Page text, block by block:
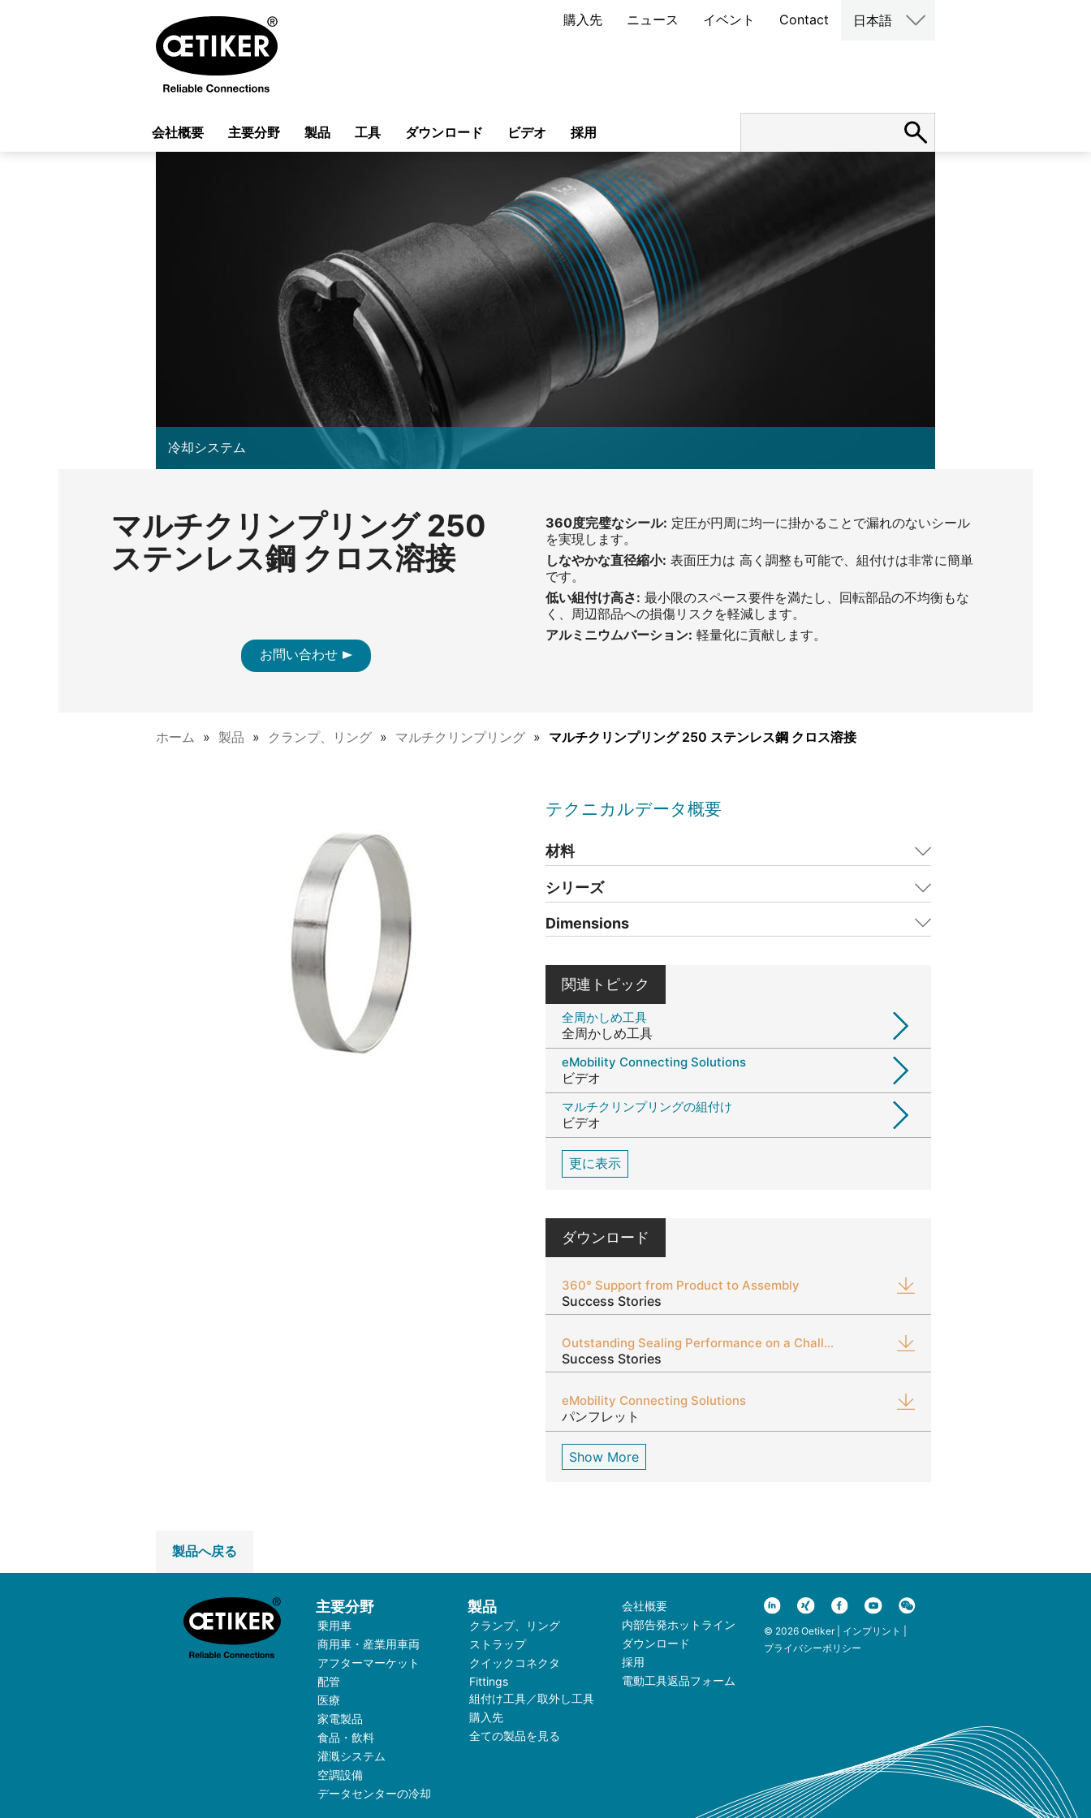
購入先 ニュース イベント Contact 日本語
会社概要 主要分野 製品 工具 ダウンロード ビデオ 採用
冷却システム
マルチクリンプリング 250
ステンレス鋼 クロス溶接
お問い合わせ
360度完璧なシール: 定圧が円周に均一に掛かることで漏れのないシール
を実現します。
しなやかな直径縮小: 表面圧力は 高く調整も可能で、組付けは非常に簡単
です。
低い組付け高さ: 最小限のスペース要件を満たし、回転部品の不均衡もな
く、周辺部品への損傷リスクを軽減します。
アルミニウムバーション: 軽量化に貢献します。
ホーム 製品 クランプ、リング マルチクリンプリング マルチクリンプリング 250 ステンレス鋼 クロス溶接
テクニカルデータ概要
材料
シリーズ
Dimensions
関連トピック
全周かしめ工具
全周かしめ工具
eMobility Connecting Solutions
ビデオ
マルチクリンプリングの組付け
ビデオ
更に表示
ダウンロード
360° Support from Product to Assembly
Success Stories
Outstanding Sealing Performance on a Challenging Material
Success Stories
eMobility Connecting Solutions
パンフレット
Show More
製品へ戻る
主要分野
乗用車
商用車・産業用車両
アフターマーケット
配管
医療
家電製品
食品・飲料
灌漑システム
空調設備
データセンターの冷却
製品
クランプ、リング
ストラップ
クイックコネクタ
Fittings
組付け工具／取外し工具
購入先
全ての製品を見る
会社概要
内部告発ホットライン
ダウンロード
採用
電動工具返品フォーム
© 2026 Oetiker | インプリント
プライバシーポリシー